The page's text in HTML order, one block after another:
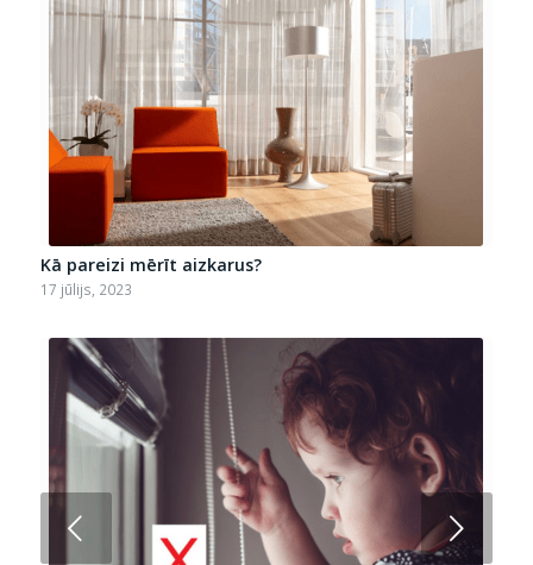
Kā pareizi mērīt aizkarus?
17 jūlijs, 2023
Next